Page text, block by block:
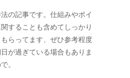
の記事です。仕組みやポイ
することも含めてしっかり
らってます、ぜひ参考程度
が過ぎている場合もありま
。